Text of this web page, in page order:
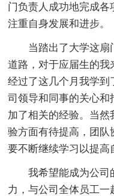
门负责人成功地完成各
注重自身发展和进步。
当踏出了大学这扇
道路，对于应届生的我
经过了这几个月我学到
司领导和同事的关心和
加了相关的经验。当
验方面有待提高，团
要不断继续学习以提高
我希望能成为公司
力，与公司全体员工